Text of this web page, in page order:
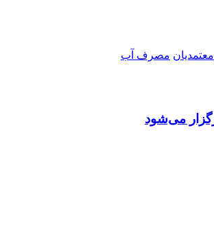
مصرف آب
می‌شود